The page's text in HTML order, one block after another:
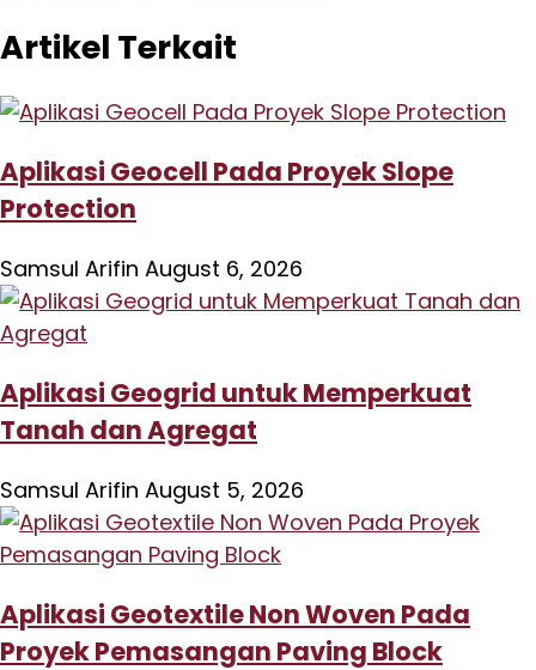
Artikel Terkait
Aplikasi Geocell Pada Proyek Slope
Protection
Samsul Arifin August 6, 2026
Aplikasi Geogrid untuk Memperkuat
Tanah dan Agregat
Samsul Arifin August 5, 2026
Aplikasi Geotextile Non Woven Pada
Proyek Pemasangan Paving Block